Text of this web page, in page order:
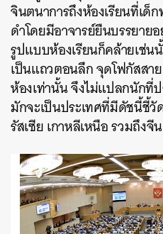
จินตนาการถึงห้องเรียนที่เ
ดำโดยมีอาจารย์ยืนบรรยาย
รูปแบบห้องเรียนก็คล้ายเช่
เป็นแถวตอนลึก จุดโฟกัสสา
ห้องเท่านั้น จึงไม่แปลกนักที่
มักจะเป็นประเทศที่มีดัชนี้ชี้วั
รัสเซีย เกาหลีเหนือ รวมถึงจีน